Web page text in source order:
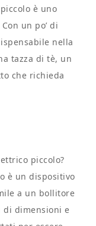
è uno
un po’ di
nella
tazza di tè, un
che richieda
piccolo?
è un dispositivo
a un bollitore
di dimensioni e